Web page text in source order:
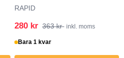
RAPID
280 kr 363 kr inkl. moms
Bara 1 kvar